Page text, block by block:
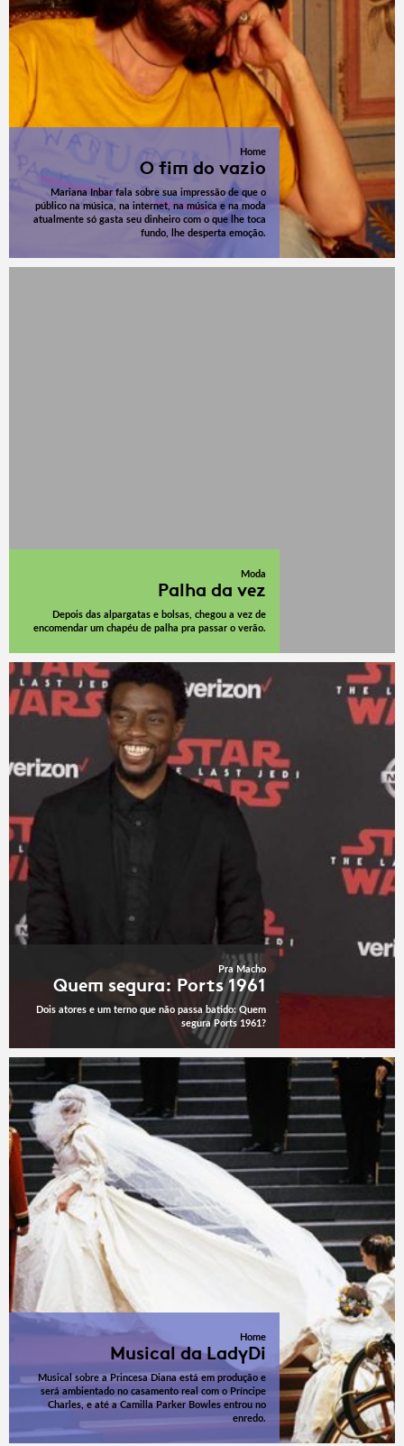
Home
O fim do vazio
Mariana Inbar fala sobre sua impressão de que o
público na música, na internet, na música e na moda
atualmente só gasta seu dinheiro com o que lhe toca
fundo, lhe desperta emoção.
Moda
Palha da vez
Depois das alpargatas e bolsas, chegou a vez de
encomendar um chapéu de palha pra passar o verão.
Pra Macho
Quem segura: Ports 1961
Dois atores e um terno que não passa batido: Quem
segura Ports 1961?
Home
Musical da LadyDi
Musical sobre a Princesa Diana está em produção e
será ambientado no casamento real com o Príncipe
Charles, e até a Camilla Parker Bowles entrou no
enredo.